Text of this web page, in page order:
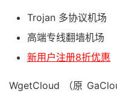
Trojan 多协议机场
高端专线翻墙机场
新用户注册8折优惠
WgetCloud （原